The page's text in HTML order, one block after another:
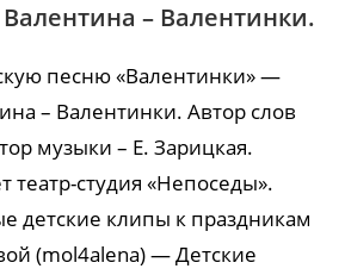
– Валентинки.
песню «Валентинки» —
– Валентинки. Автор слов
музыки – Е. Зарицкая.
театр-студия «Непоседы».
детские клипы к праздникам
(mol4alena) — Детские